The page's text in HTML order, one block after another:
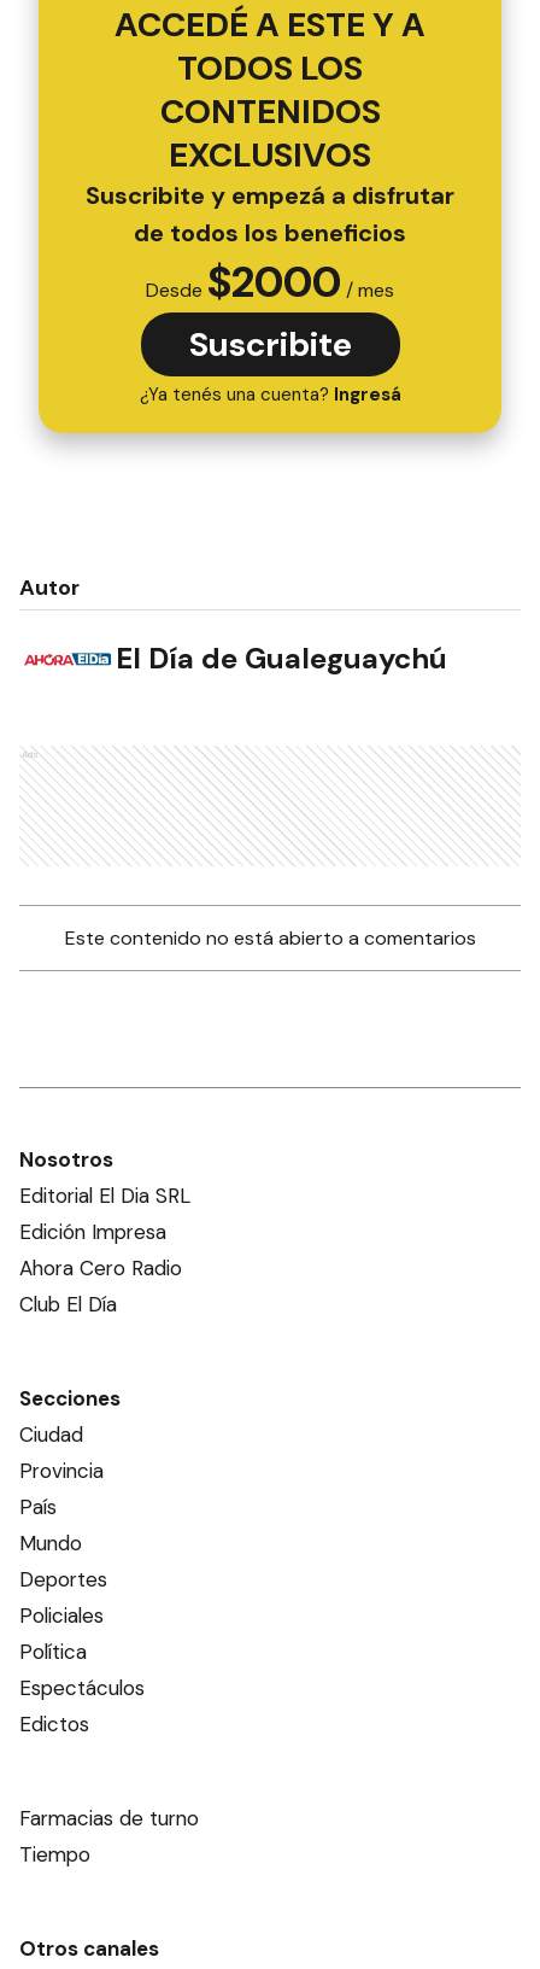
ACCEDÉ A ESTE Y A
TODOS LOS
CONTENIDOS
EXCLUSIVOS
Suscribite y empezá a disfrutar
de todos los beneficios
Desde $2000 / mes
Suscribite
¿Ya tenés una cuenta? Ingresá
Autor
El Día de Gualeguaychú
Ads
Este contenido no está abierto a comentarios
Nosotros
Editorial El Dia SRL
Edición Impresa
Ahora Cero Radio
Club El Día
Secciones
Ciudad
Provincia
País
Mundo
Deportes
Policiales
Política
Espectáculos
Edictos
Farmacias de turno
Tiempo
Otros canales